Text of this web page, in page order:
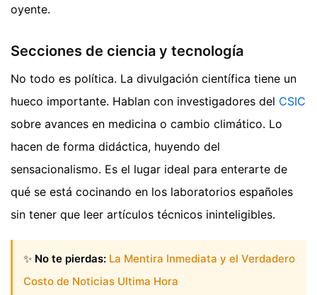
oyente.
Secciones de ciencia y tecnología
No todo es política. La divulgación científica tiene un
hueco importante. Hablan con investigadores del CSIC
sobre avances en medicina o cambio climático. Lo
hacen de forma didáctica, huyendo del
sensacionalismo. Es el lugar ideal para enterarte de
qué se está cocinando en los laboratorios españoles
sin tener que leer artículos técnicos ininteligibles.
✨ No te pierdas: La Mentira Inmediata y el Verdadero
Costo de Noticias Ultima Hora